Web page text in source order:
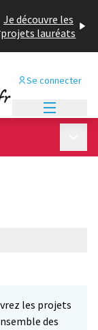
Je découvre les
projets lauréats
Se connecter
les projets
des